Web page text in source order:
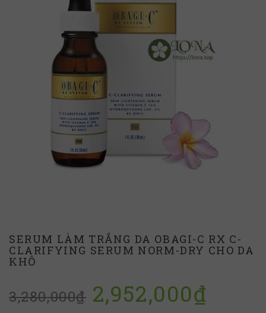
SERUM LÀM TRẮNG DA OBAGI-C RX C-
CLARIFYING SERUM NORM-DRY CHO DA
KHÔ
3,280,000₫ 2,952,000₫